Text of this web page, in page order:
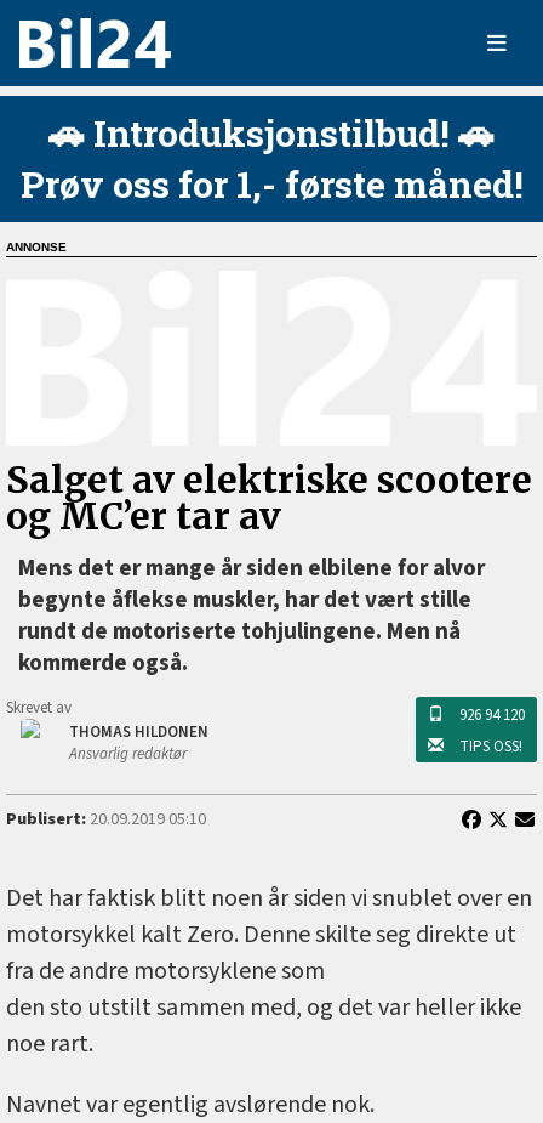
🚗 Introduksjonstilbud! 🚗
Prøv oss for 1,- første måned!
Salget av elektriske scootere
og MC’er tar av
Mens det er mange år siden elbilene for alvor
begynte åflekse muskler, har det vært stille
rundt de motoriserte tohjulingene. Men nå
kommerde også.
Skrevet av
THOMAS HILDONEN
Ansvarlig redaktør
926 94 120
TIPS OSS!
Publisert:20.09.2019 05:10
Det har faktisk blitt noen år siden vi snublet over en
motorsykkel kalt Zero. Denne skilte seg direkte ut
fra de andre motorsyklene som
den sto utstilt sammen med, og det var heller ikke
noe rart.
Navnet var egentlig avslørende nok.